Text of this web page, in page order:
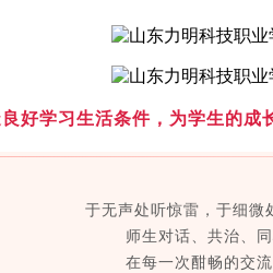
好学习生活条件，为学生的成
于无声处听惊雷，于细微
师生对话、共治、
在每一次酣畅的交流